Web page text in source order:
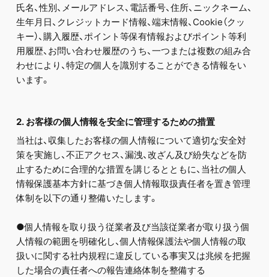
氏名、性別、メールアドレス、電話番号、住所、ニックネーム、
生年月日、クレジットカード情報、端末情報、Cookie（クッ
キー）、購入履歴、ポイント等保有情報およびポイント等利
用履歴、お問い合わせ履歴のうち、一つまたは複数の組み合
わせにより、特定の個人を識別することができる情報をい
います。
2. お客様の個人情報を安全に管理するための措置
当社は、収集したお客様の個人情報について適切な安全対
策を実施し、不正アクセス、漏洩、改ざん及び紛失などを防
止するために合理的な措置を講じるとともに、当社の個人
情報保護基本方針に基づき個人情報取扱責任者を置き管理
体制を以下の通り整備いたします。
●個人情報を取り扱う従業者及び当該従業者が取り扱う個
人情報の範囲を明確化し、個人情報保護法や個人情報の取
扱いに関する社内規程に違反している事実又は兆候を把握
した場合の責任者への報告連絡体制を整備する